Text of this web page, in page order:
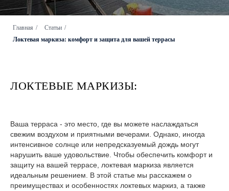
Главная / Статьи /
Локтевая маркиза: комфорт и защита для вашей террасы
ЛОКТЕВЫЕ МАРКИЗЫ:
Ваша терраса - это место, где вы можете наслаждаться
свежим воздухом и приятными вечерами. Однако, иногда
интенсивное солнце или непредсказуемый дождь могут
нарушить ваше удовольствие. Чтобы обеспечить комфорт и
защиту на вашей террасе, локтевая маркиза является
идеальным решением. В этой статье мы расскажем о
преимуществах и особенностях локтевых маркиз, а также